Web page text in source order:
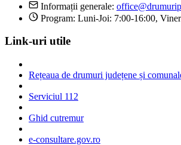
Informații generale:
Program: Luni-Joi: 7:00-16:00,
Link-uri utile
Rețeaua de drumuri județene și
Serviciul 112
Ghid cutremur
e-consultare.gov.ro